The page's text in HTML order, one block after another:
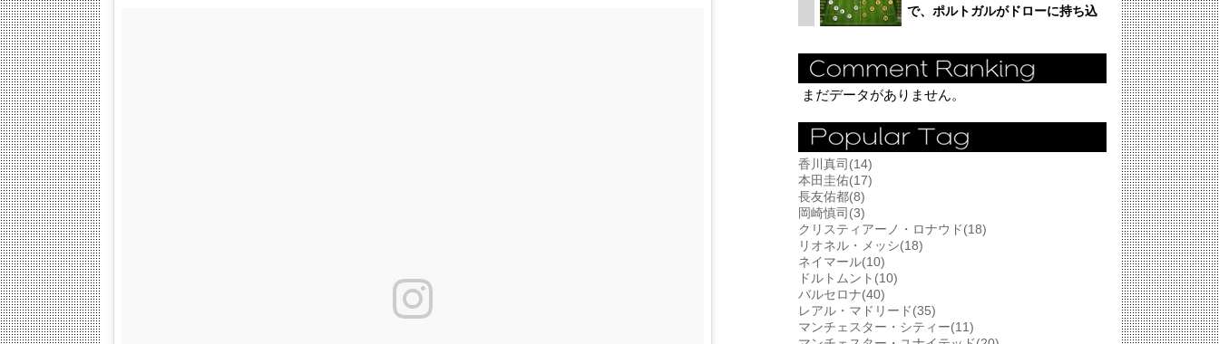
で、ポルトガルがドローに持ち込
まだデータがありません。
香川真司(14)
本田圭佑(17)
長友佑都(8)
岡崎慎司(3)
クリスティアーノ・ロナウド(18)
リオネル・メッシ(18)
ネイマール(10)
ドルトムント(10)
バルセロナ(40)
レアル・マドリード(35)
マンチェスター・シティー(11)